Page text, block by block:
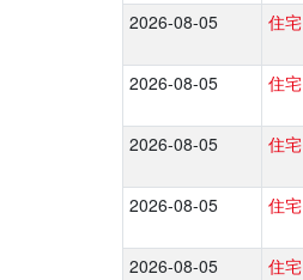
2026-08-05
住宅
2026-08-05 住宅
2026-08-05 住宅
2026-08-05 住宅
2026-08-05 住宅